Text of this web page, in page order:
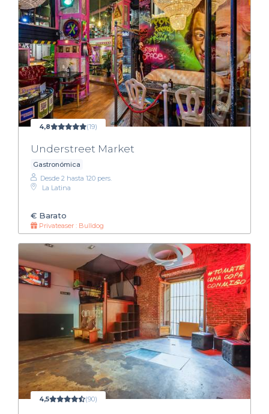
4,8 (19)
Understreet Market
Gastronómica
Desde 2 hasta 120 pers.
La Latina
€ Barato
Privateaser : Bulldog
4,5 (90)